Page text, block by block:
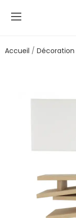
Accueil Décoration